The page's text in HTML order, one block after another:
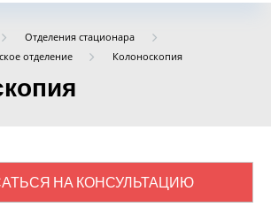
Отделения стационара
отделение
Колоноскопия
НА КОНСУЛЬТАЦИЮ